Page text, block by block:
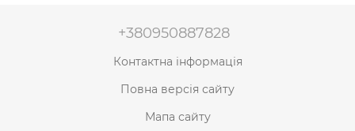
+380950887828
Контактна інформація
Повна версія сайту
Мапа сайту